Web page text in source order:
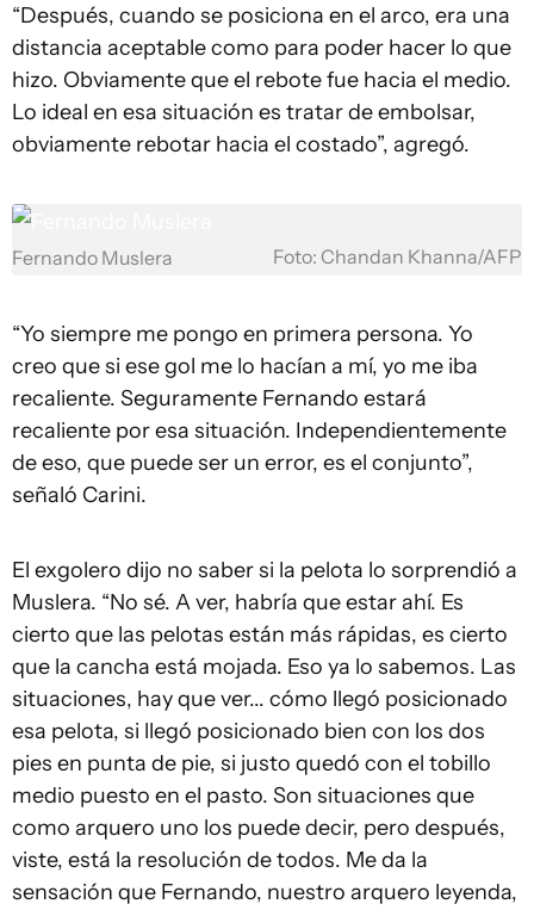
“Después, cuando se posiciona en el arco, era una
distancia aceptable como para poder hacer lo que
hizo. Obviamente que el rebote fue hacia el medio.
Lo ideal en esa situación es tratar de embolsar,
obviamente rebotar hacia el costado”, agregó.
Fernando Muslera Foto: Chandan Khanna/AFP
“Yo siempre me pongo en primera persona. Yo
creo que si ese gol me lo hacían a mí, yo me iba
recaliente. Seguramente Fernando estará
recaliente por esa situación. Independientemente
de eso, que puede ser un error, es el conjunto”,
señaló Carini.
El exgolero dijo no saber si la pelota lo sorprendió a
Muslera. “No sé. A ver, habría que estar ahí. Es
cierto que las pelotas están más rápidas, es cierto
que la cancha está mojada. Eso ya lo sabemos. Las
situaciones, hay que ver... cómo llegó posicionado
esa pelota, si llegó posicionado bien con los dos
pies en punta de pie, si justo quedó con el tobillo
medio puesto en el pasto. Son situaciones que
como arquero uno los puede decir, pero después,
viste, está la resolución de todos. Me da la
sensación que Fernando, nuestro arquero leyenda,